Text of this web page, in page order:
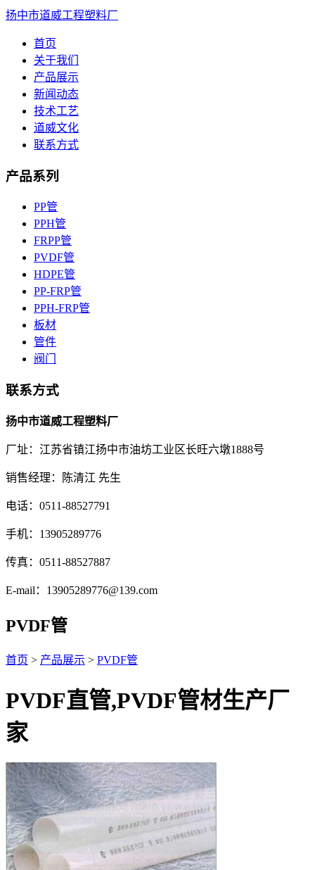
扬中市道威工程塑料厂
首页
关于我们
产品展示
新闻动态
技术工艺
道威文化
联系方式
产品系列
PP管
PPH管
FRPP管
PVDF管
HDPE管
PP-FRP管
PPH-FRP管
板材
管件
阀门
联系方式
扬中市道威工程塑料厂
厂址：江苏省镇江扬中市油坊工业区长旺六墩1888号
销售经理：陈清江 先生
电话：0511-88527791
手机：13905289776
传真：0511-88527887
E-mail：13905289776@139.com
PVDF管
首页 > 产品展示 > PVDF管
PVDF直管,PVDF管材生产厂
家